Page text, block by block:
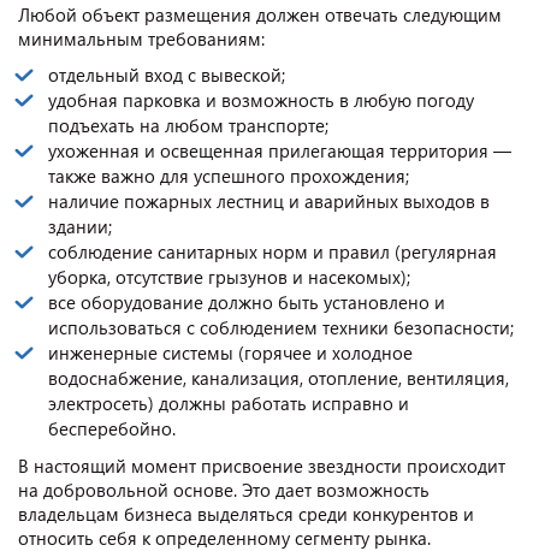
Любой объект размещения должен отвечать следующим
минимальным требованиям:
отдельный вход с вывеской;
удобная парковка и возможность в любую погоду
подъехать на любом транспорте;
ухоженная и освещенная прилегающая территория —
также важно для успешного прохождения;
наличие пожарных лестниц и аварийных выходов в
здании;
соблюдение санитарных норм и правил (регулярная
уборка, отсутствие грызунов и насекомых);
все оборудование должно быть установлено и
использоваться с соблюдением техники безопасности;
инженерные системы (горячее и холодное
водоснабжение, канализация, отопление, вентиляция,
электросеть) должны работать исправно и
бесперебойно.
В настоящий момент присвоение звездности происходит
на добровольной основе. Это дает возможность
владельцам бизнеса выделяться среди конкурентов и
относить себя к определенному сегменту рынка.